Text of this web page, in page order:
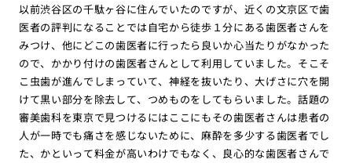
以前渋谷区の千駄ヶ谷に住んでいたのですが、近くの文京区で歯
医者の評判になることでは自宅から徒歩１分にある歯医者さんを
みつけ、他にどこの歯医者に行ったら良いか心当たりがなかった
ので、かかり付けの歯医者さんとして利用していました。そこそ
こ虫歯が進んでしまっていて、神経を抜いたり、大げさに穴を開
けて黒い部分を除去して、つめものをしてもらいました。話題の
審美歯科を東京で見つけるにはここにもその歯医者さんは患者の
人が一時でも痛さを感じないために、麻酔を多少する歯医者でし
た、かといって料金が高いわけでもなく、良心的な歯医者さんで